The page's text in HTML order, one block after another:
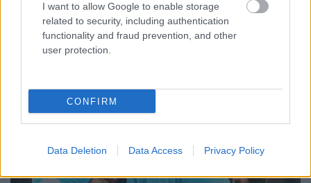
I want to allow Google to enable storage
related to security, including authentication
functionality and fraud prevention, and other
user protection.
CONFIRM
Data Deletion Data Access Privacy Policy